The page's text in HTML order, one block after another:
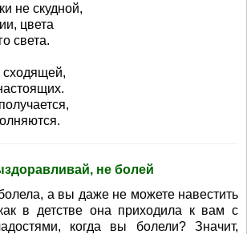
не скудной,
цвета
света.
сходящей,
не болей
а вы даже не можете навестить
в детстве она приходила к вам с
когда вы болели? Значит,